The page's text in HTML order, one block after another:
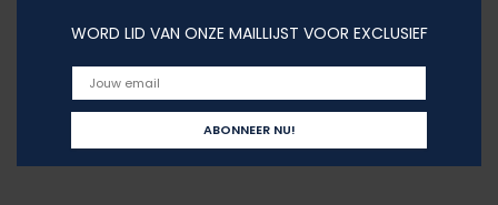
WORD LID VAN ONZE MAILLIJST VOOR EXCLUSIEF